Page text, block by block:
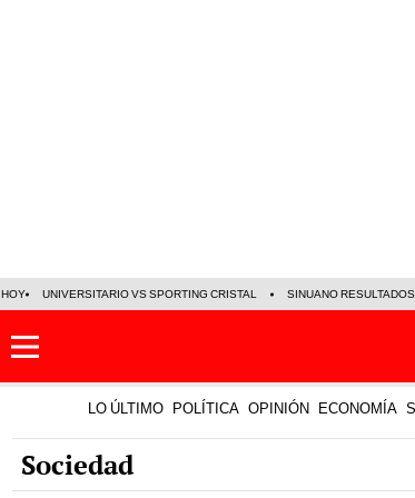
HOY UNIVERSITARIO VS SPORTING CRISTAL SINUANO
LO ÚLTIMO POLÍTICA OPINIÓN ECONOMÍA
Sociedad